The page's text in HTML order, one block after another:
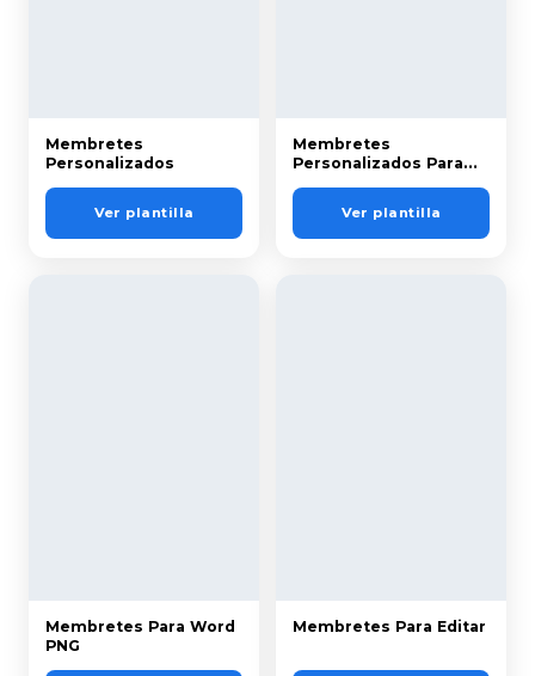
Membretes
Personalizados
Ver plantilla
Membretes
Personalizados Para
Ver plantilla
Membretes Para Word
PNG
Membretes Para Editar